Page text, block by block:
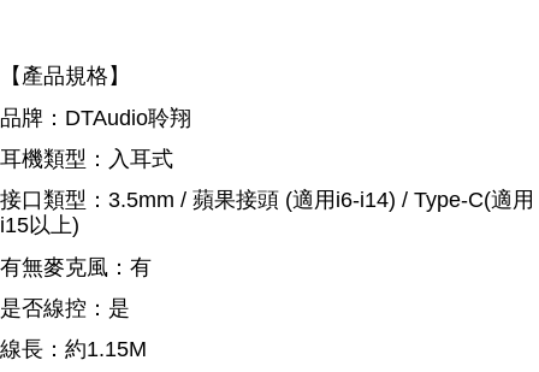
【產品規格】
品牌：DTAudio聆翔
耳機類型：入耳式
接口類型：3.5mm / 蘋果接頭 (適用i6-i14) / Type-C(適用
i15以上)
有無麥克風：有
是否線控：是
線長：約1.15M